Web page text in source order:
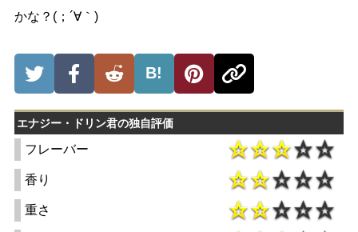
かな？(；´∀｀)
B!
エナジー・ドリン君の独自評価
フレーバー
香り
重さ